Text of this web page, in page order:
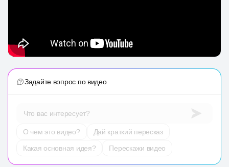
Задайте вопрос по видео
Что вас интересует?
О чем это видео?
Дай краткий пересказ
Какая основная идея?
Перескажи видео